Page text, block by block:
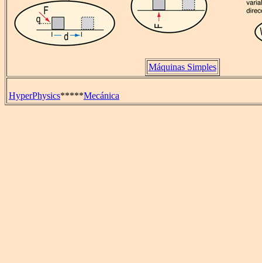
Máquinas Simples
HyperPhysics*****Mecánica